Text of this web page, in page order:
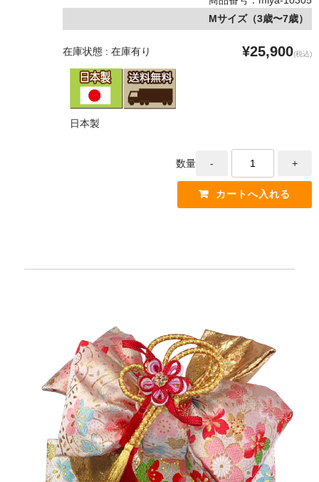
Mサイズ（3歳〜7歳）
在庫状態 : 在庫有り ¥25,900(税込)
日本製
数量